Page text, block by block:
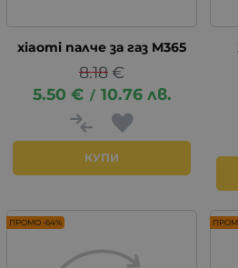
xiaomi палче за газ М365
8.18€
5.50 € / 10.76 лв.
КУПИ
ПРОМО -64%